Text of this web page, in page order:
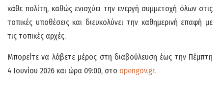
κάθε πολίτη, καθώς ενισχύει την ενεργή συμμετοχή όλων στις
τοπικές υποθέσεις και διευκολύνει την καθημερινή επαφή με
τις τοπικές αρχές.
Μπορείτε να λάβετε μέρος στη διαβούλευση έως την Πέμπτη
4 Ιουνίου 2026 και ώρα 09:00, στο opengov.gr.